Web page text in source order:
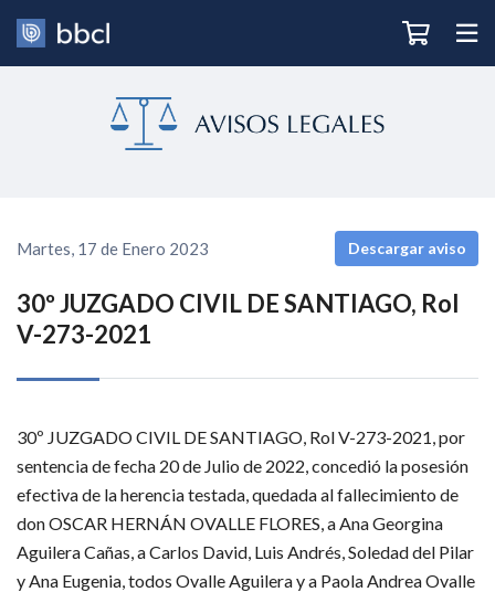
Martes, 17 de Enero 2023 Descargar aviso
30º JUZGADO CIVIL DE SANTIAGO, Rol
V-273-2021
30º JUZGADO CIVIL DE SANTIAGO, Rol V-273-2021, por
sentencia de fecha 20 de Julio de 2022, concedió la posesión
efectiva de la herencia testada, quedada al fallecimiento de
don OSCAR HERNÁN OVALLE FLORES, a Ana Georgina
Aguilera Cañas, a Carlos David, Luis Andrés, Soledad del Pilar
y Ana Eugenia, todos Ovalle Aguilera y a Paola Andrea Ovalle